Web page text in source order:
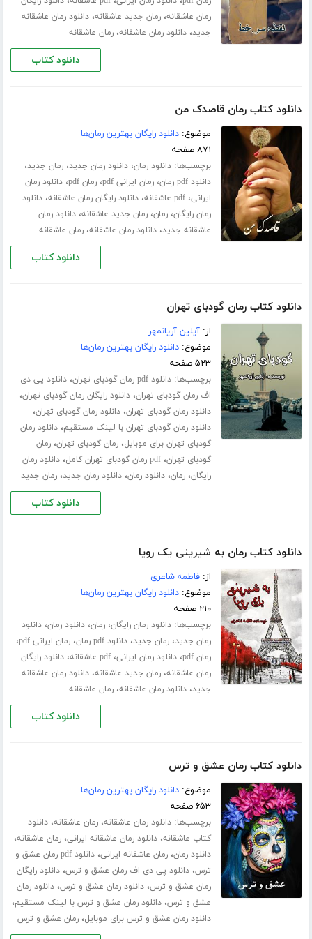
رمان عاشقانه،رمان جدید عاشقانه،دانلود رمان عاشقانه
جدید،دانلود رمان عاشقانه،رمان عاشقانه
دانلود کتاب
دانلود کتاب رمان قاصدک من
موضوع:دانلود رایگان بهترین رمان‌ها
۸۷۱ صفحه
برچسب‌ها:دانلود رمان،دانلود رمان جدید،رمان جدید،
دانلود pdf رمان ،رمان ایرانی pdf ،رمان pdf ،دانلود رمان
ایرانی،pdf عاشقانه ،دانلود رایگان رمان عاشقانه،دانلود
رمان رایگان،رمان،رمان جدید عاشقانه،دانلود رمان
عاشقانه جدید،دانلود رمان عاشقانه،رمان عاشقانه
دانلود کتاب
دانلود کتاب رمان گودبای تهران
از:آیلین آریانمهر
موضوع:دانلود رایگان بهترین رمان‌ها
۵۲۳ صفحه
برچسب‌ها:دانلود pdf رمان گودبای تهران ،دانلود پی دی
اف رمان گودبای تهران،دانلود رایگان رمان گودبای تهران،
دانلود رمان گودبای تهران،دانلود رمان گودبای تهران،
دانلود رمان گودبای تهران با لینک مستقیم،دانلود رمان
گودبای تهران برای موبایل،رمان گودبای تهران،رمان
گودبای تهران،pdf رمان گودبای تهران کامل ،دانلود رمان
رایگان،رمان،دانلود رمان،دانلود رمان جدید،رمان جدید
دانلود کتاب
دانلود کتاب رمان به شیرینی یک رویا
از:فاطمه شاعری
موضوع:دانلود رایگان بهترین رمان‌ها
۲۱۰ صفحه
برچسب‌ها:دانلود رمان رایگان،رمان،دانلود رمان،دانلود
رمان جدید،رمان جدید،دانلود pdf رمان ،رمان ایرانی pdf ،
رمان pdf ،دانلود رمان ایرانی،pdf عاشقانه ،دانلود رایگان
رمان عاشقانه،رمان جدید عاشقانه،دانلود رمان عاشقانه
جدید،دانلود رمان عاشقانه،رمان عاشقانه
دانلود کتاب
دانلود کتاب رمان عشق و ترس
موضوع:دانلود رایگان بهترین رمان‌ها
۶۵۳ صفحه
برچسب‌ها:دانلود رمان عاشقانه،رمان عاشقانه،دانلود
کتاب عاشقانه،دانلود رمان عاشقانه ایرانی،رمان عاشقانه،
دانلود رمان،رمان عاشقانه ایرانی،
دانلود pdf رمان عشق و
ترس،دانلود پی دی اف رمان عشق و ترس،دانلود رایگان
رمان عشق و ترس،دانلود رمان عشق و ترس،دانلود رمان
عشق و ترس،دانلود رمان عشق و ترس با لینک مستقیم،
دانلود رمان عشق و ترس برای موبایل،رمان عشق و ترس